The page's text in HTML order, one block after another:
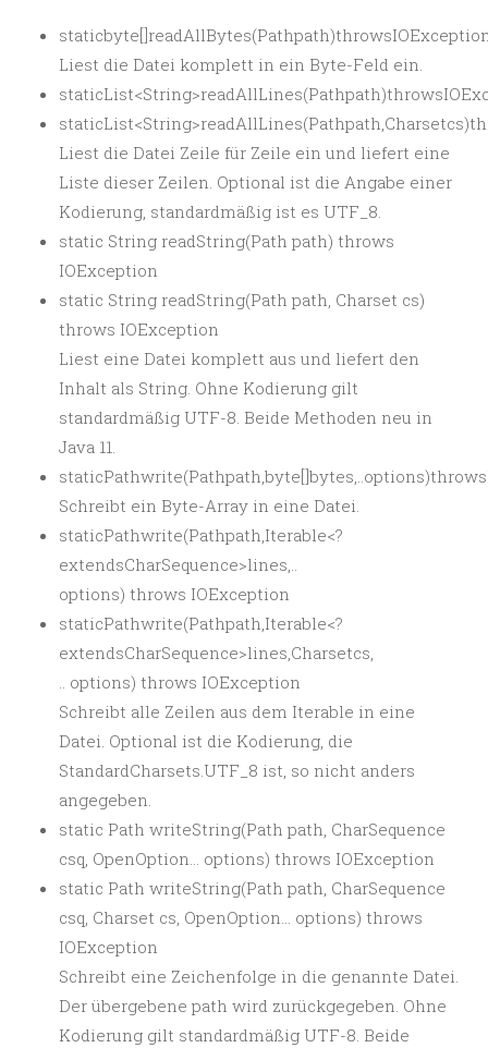
Liest die Datei komplett in ein Byte-Feld ein.
Liest die Datei Zeile für Zeile ein und liefert eine
Liste dieser Zeilen. Optional ist die Angabe einer
Kodierung, standardmäßig ist es UTF_8.
static String readString(Path path) throws
IOException
static String readString(Path path, Charset cs)
throws IOException
Liest eine Datei komplett aus und liefert den
Inhalt als String. Ohne Kodierung gilt
standardmäßig UTF-8. Beide Methoden neu in
Java 11.
Schreibt ein Byte-Array in eine Datei.
staticPathwrite(Pathpath,Iterable<?
extendsCharSequence>lines,..
options) throws IOException
staticPathwrite(Pathpath,Iterable<?
extendsCharSequence>lines,Charsetcs,
.. options) throws IOException
Schreibt alle Zeilen aus dem Iterable in eine
Datei. Optional ist die Kodierung, die
StandardCharsets.UTF_8 ist, so nicht anders
angegeben.
static Path writeString(Path path, CharSequence
csq, OpenOption… options) throws IOException
static Path writeString(Path path, CharSequence
csq, Charset cs, OpenOption… options) throws
IOException
Schreibt eine Zeichenfolge in die genannte Datei.
Der übergebene path wird zurückgegeben. Ohne
Kodierung gilt standardmäßig UTF-8. Beide